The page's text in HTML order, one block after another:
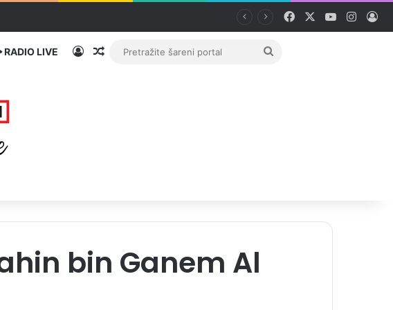
Facebook YouTube
RADIO LIVE PrijavaRandom članak
Pretražite
bin Ganem Al